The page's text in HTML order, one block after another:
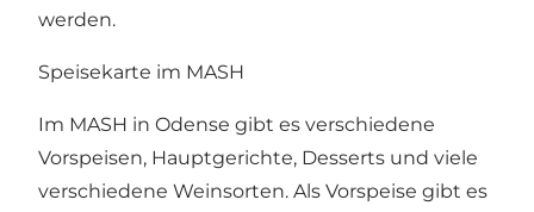
werden.
Speisekarte im MASH
Im MASH in Odense gibt es verschiedene
Vorspeisen, Hauptgerichte, Desserts und viele
verschiedene Weinsorten. Als Vorspeise gibt es